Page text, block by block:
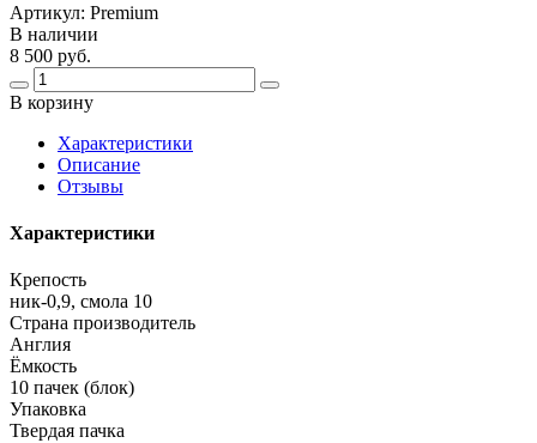
Артикул: Premium
В наличии
8 500 руб.
В корзину
Харaктеристики
Описание
Отзывы
Характеристики
Крепость
ник-0,9, смола 10
Страна производитель
Англия
Ёмкость
10 пачек (блок)
Упаковка
Твердая пачка